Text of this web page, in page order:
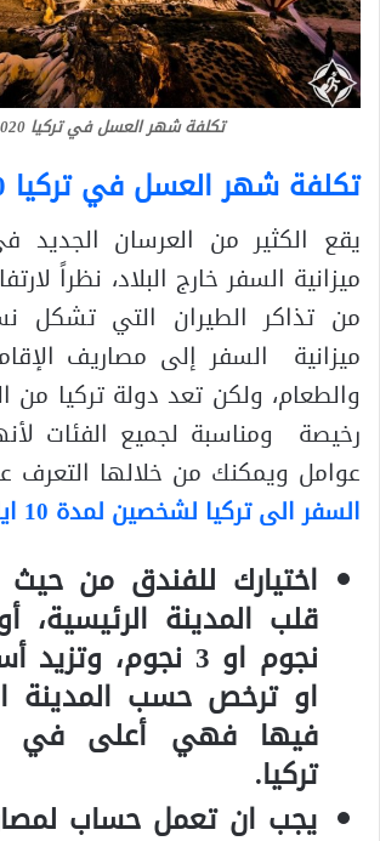
تكلفة شهر العسل في تركيا 2020
تكلفة شهر العسل في تركيا 2020
يقع الكثير من العرسان
ميزانية السفر خارج البلاد، نظراً
من تذاكر الطيران التي تشكل
ميزانية السفر إلى مصاريف
والطعام، ولكن تعد دولة تركيا من
رخيصة ومناسبة لجميع الفئات
عوامل ويمكنك من خلالها التعرف
السفر الى تركيا لشخصين لمدة 10 ايام
اختيارك للفندق من
قلب المدينة الرئيسية،
نجوم او 3 نجوم، وتزيد
او ترخص حسب المدينة
فيها فهي أعلى في
تركيا.
يجب ان تعمل حساب